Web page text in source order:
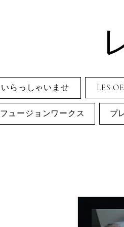
いらっしゃいませ LES
フュージョンワークス プ